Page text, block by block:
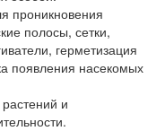
проникновения
полосы, сетки,
герметизация
появления насекомых
и